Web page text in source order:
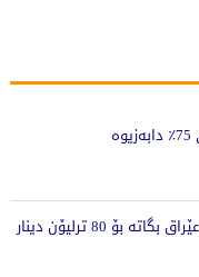
80 ترلیۆن دینار